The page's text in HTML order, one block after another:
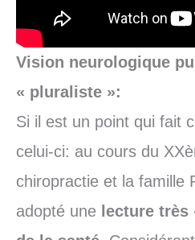
Vision neurologique
« pluraliste »:
Si il est un point qui fait
celui-ci: au cours du
chiropractie et la famille
adopté une lecture très